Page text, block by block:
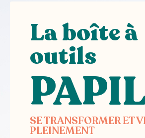
La boîte à
outils
SE TRANSFORMER ET
PLEINEMENT